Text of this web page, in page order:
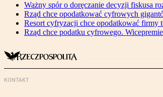
Ważny spór o doręczanie decyzji fiskusa
Rząd chce opodatkować cyfrowych
Resort cyfryzacji chce opodatkować firmy
Rząd chce podatku cyfrowego.
KONTAKT